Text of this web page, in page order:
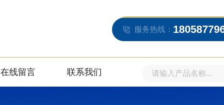
服务热线：
在线留言 联系我们